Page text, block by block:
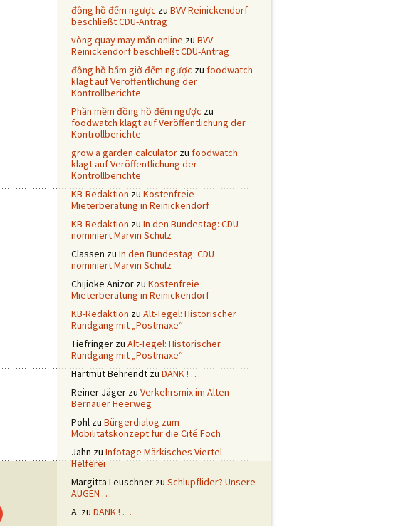
đồng hồ đếm ngược zu BVV Reinickendorf
beschließt CDU-Antrag
vòng quay may mắn online zu BVV
Reinickendorf beschließt CDU-Antrag
đồng hồ bấm giờ đếm ngược zu foodwatch
klagt auf Veröffentlichung der
Kontrollberichte
Phần mềm đồng hồ đếm ngược zu
foodwatch klagt auf Veröffentlichung der
Kontrollberichte
grow a garden calculator zu foodwatch
klagt auf Veröffentlichung der
Kontrollberichte
KB-Redaktion zu Kostenfreie
Mieterberatung in Reinickendorf
KB-Redaktion zu In den Bundestag: CDU
nominiert Marvin Schulz
Classen zu In den Bundestag: CDU
nominiert Marvin Schulz
Chijioke Anizor zu Kostenfreie
Mieterberatung in Reinickendorf
KB-Redaktion zu Alt-Tegel: Historischer
Rundgang mit „Postmaxe“
Tiefringer zu Alt-Tegel: Historischer
Rundgang mit „Postmaxe“
Hartmut Behrendt zu DANK ! …
Reiner Jäger zu Verkehrsmix im Alten
Bernauer Heerweg
Pohl zu Bürgerdialog zum
Mobilitätskonzept für die Cité Foch
Jahn zu Infotage Märkisches Viertel –
Helferei
Margitta Leuschner zu Schlupflider? Unsere
AUGEN …
A. zu DANK ! …